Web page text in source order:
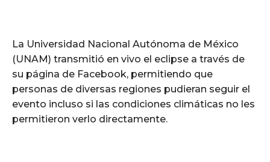
La Universidad Nacional Autónoma de México
(UNAM) transmitió en vivo el eclipse a través de
su página de Facebook, permitiendo que
personas de diversas regiones pudieran seguir el
evento incluso si las condiciones climáticas no les
permitieron verlo directamente.